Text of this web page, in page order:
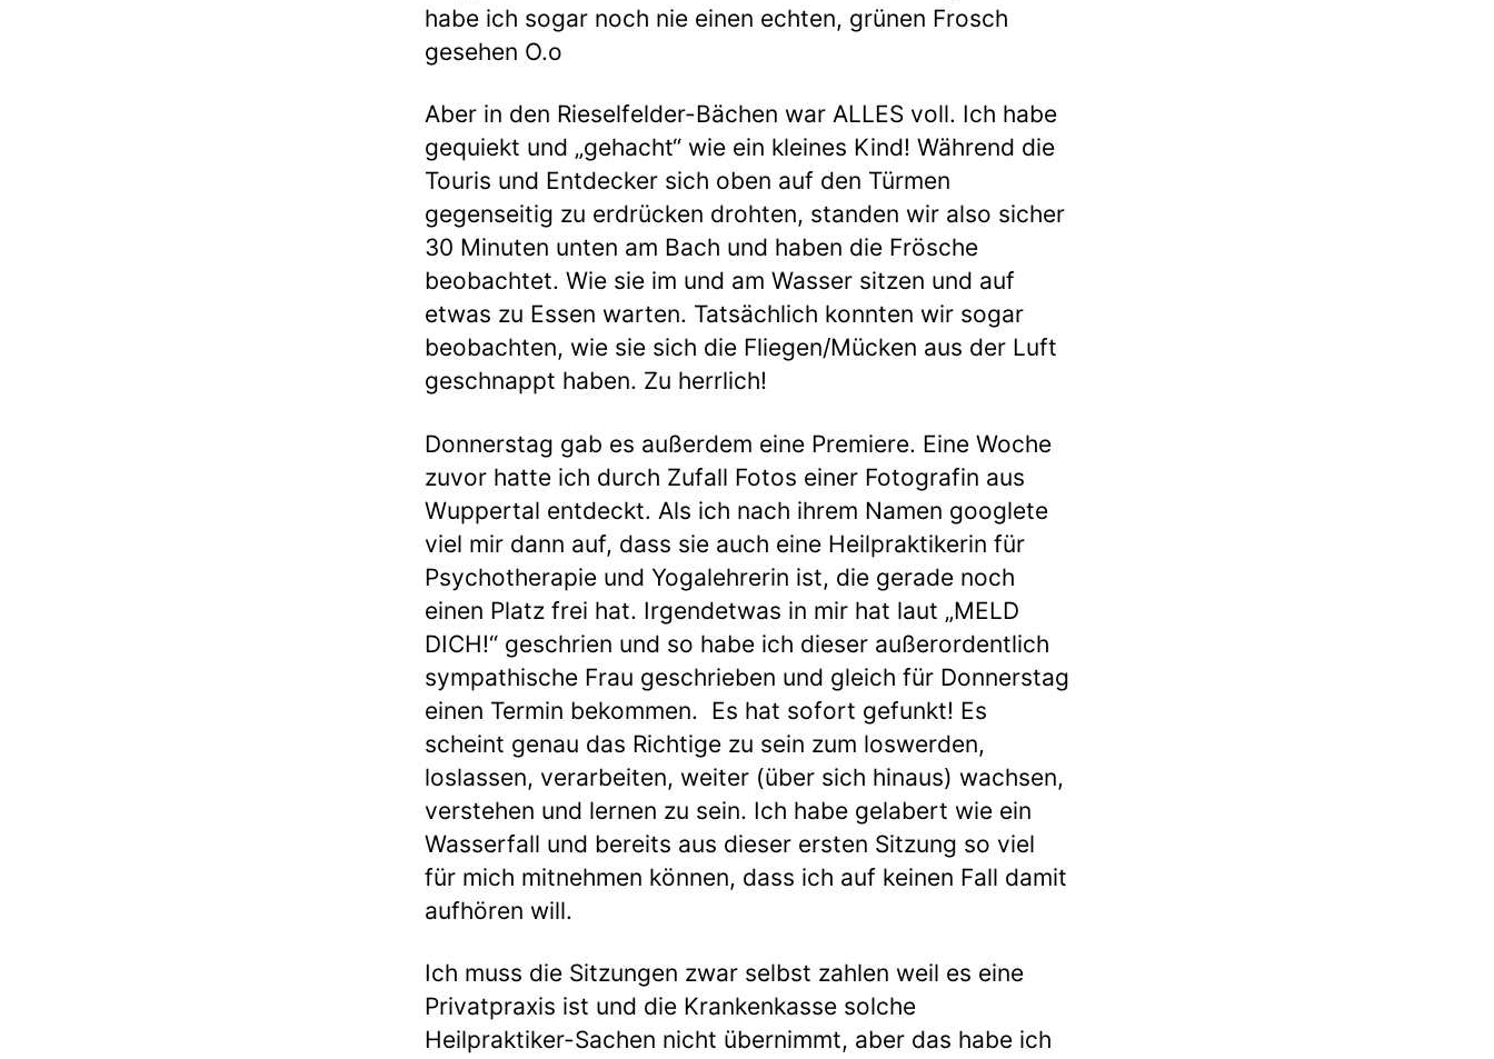
habe ich sogar noch nie einen echten, grünen Frosch
gesehen O.o
Aber in den Rieselfelder-Bächen war ALLES voll. Ich habe
gequiekt und „gehacht“ wie ein kleines Kind! Während die
Touris und Entdecker sich oben auf den Türmen
gegenseitig zu erdrücken drohten, standen wir also sicher
30 Minuten unten am Bach und haben die Frösche
beobachtet. Wie sie im und am Wasser sitzen und auf
etwas zu Essen warten. Tatsächlich konnten wir sogar
beobachten, wie sie sich die Fliegen/Mücken aus der Luft
geschnappt haben. Zu herrlich!
Donnerstag gab es außerdem eine Premiere. Eine Woche
zuvor hatte ich durch Zufall Fotos einer Fotografin aus
Wuppertal entdeckt. Als ich nach ihrem Namen googlete
viel mir dann auf, dass sie auch eine Heilpraktikerin für
Psychotherapie und Yogalehrerin ist, die gerade noch
einen Platz frei hat. Irgendetwas in mir hat laut „MELD
DICH!“ geschrien und so habe ich dieser außerordentlich
sympathische Frau geschrieben und gleich für Donnerstag
einen Termin bekommen. Es hat sofort gefunkt! Es
scheint genau das Richtige zu sein zum loswerden,
loslassen, verarbeiten, weiter (über sich hinaus) wachsen,
verstehen und lernen zu sein. Ich habe gelabert wie ein
Wasserfall und bereits aus dieser ersten Sitzung so viel
für mich mitnehmen können, dass ich auf keinen Fall damit
aufhören will.
Ich muss die Sitzungen zwar selbst zahlen weil es eine
Privatpraxis ist und die Krankenkasse solche
Heilpraktiker-Sachen nicht übernimmt, aber das habe ich